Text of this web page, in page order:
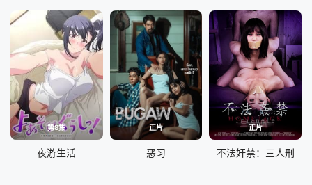
第8集
夜游生活
正片
恶习
正片
不法奸禁：三人刑